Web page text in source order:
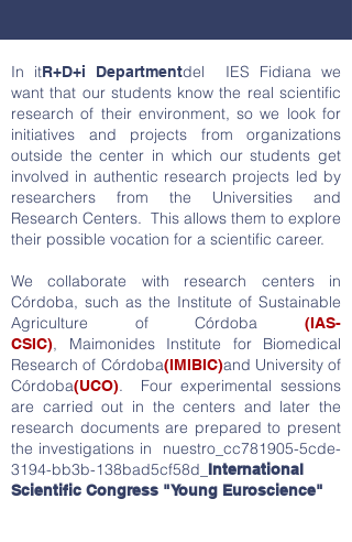
In itR+D+i Departmentdel IES Fidiana we
want that our students know the real scientific
research of their environment, so we look for
initiatives and projects from organizations
outside the center in which our students get
involved in authentic research projects led by
researchers from the Universities and
Research Centers. This allows them to explore
their possible vocation for a scientific career.
We collaborate with research centers in
Córdoba, such as the Institute of Sustainable
Agriculture of Córdoba
(IAS-
CSIC), Maimonides Institute for Biomedical
Research of Córdoba(IMIBIC)and University of
Córdoba(UCO). Four experimental sessions
are carried out in the centers and later the
research documents are prepared to present
the investigations in nuestro_cc781905-5cde-
3194-bb3b-138bad5cf58d_ International
Scientific Congress "Young Euroscience"